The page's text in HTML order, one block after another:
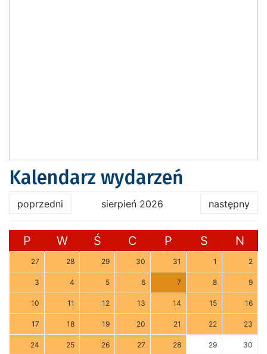
Kalendarz wydarzeń
poprzedni sierpień 2026 następny
P W Ś C P S N
27 28 29 30 31 1 2
3 4 5 6 7 8 9
10 11 12 13 14 15 16
17 18 19 20 21 22 23
24 25 26 27 28 29 30